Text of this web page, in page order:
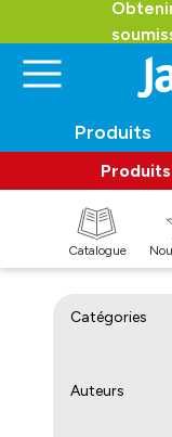
Produits
Catalogue
Catégories
Auteurs